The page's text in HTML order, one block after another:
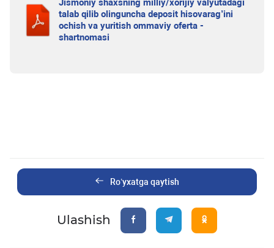
Jismoniy shaxsning milliy/xorijiy valyutadagi
talab qilib olinguncha deposit hisovarag’ini
ochish va yuritish ommaviy oferta -
shartnomasi
Ro’yxatga qaytish
Ulashish